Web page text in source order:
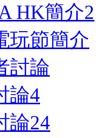
HK簡介2
玩節簡介
討論
論4
論24